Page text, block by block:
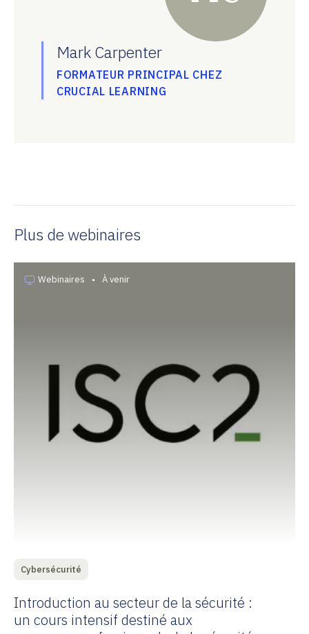
Mark Carpenter
FORMATEUR PRINCIPAL CHEZ
CRUCIAL LEARNING
Plus de webinaires
Webinaires • À venir
Cybersécurité
Introduction au secteur de la sécurité :
un cours intensif destiné aux